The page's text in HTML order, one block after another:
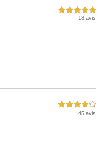
5,0 étoiles sur 5
18 avis
4,0 étoiles sur 5
45 avis